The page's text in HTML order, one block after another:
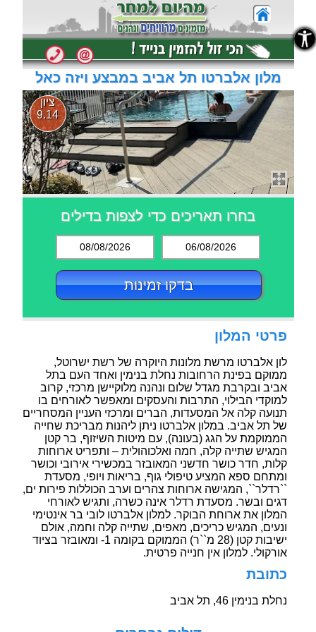
מלון אלברטו תל אביב במבצע ויזה כאל
ציון
9.14
בחרו תאריכים כדי לצפות בדילים
08/08/2026 06/08/2026
בדקו זמינות
פרטי המלון
לון אלברטו מרשת מלונות היוקרה של רשת ישרוטל,
ממוקם בפינת הרחובות נחלת בנימין ואחד העם בתל
אביב ובקרבת מגדל שלום ונהנה מלוקיישן מרכזי, קרוב
למוקדי הבילוי, התרבות והעסקים ומאפשר לאורחים בו
תנועה קלה אל המסעדות, הברים ומרכזי העניין המסחריים
של תל אביב. במלון אלברטו ניתן ליהנות מבריכת שחייה
הממוקמת על הגג (בעונה), עם מיטות השיזוף, בר קטן
המגיש שתייה קלה, חמה ואלכוהולית – ותפריט ארוחות
קלות, חדר כושר חדשני המאובזר במכשירי אירובי וכושר
ומתחם ספא המציע טיפולי גוף, בריאות ויופי, מסעדת
``רדלר``, המגישה ארוחות צהרים וערב הכוללות פירות ים,
דגים ובשר. מסעדת רדלר אינה כשרה, ותגיש לאורחי
המלון את ארוחת הבוקר. למלון אלברטו לובי בר אינטימי
ונעים, המגיש כריכים, מאפים, שתייה קלה וחמה, אולם
ישיבות קטן (28 מ``ר) הממוקם בקומה 1- ומאובזר בציוד
אורקולי. למלון אין חנייה פרטית.
כתובת
נחלת בנימין 46, תל אביב
נגישות
נגישות